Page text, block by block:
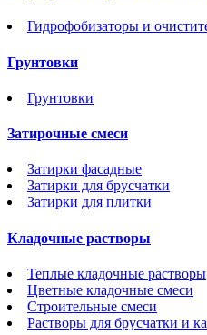
Гидрофобизаторы и
Грунтовки
Грунтовки
Затирочные смеси
Затирки фасадные
Затирки для брусчатки
Затирки для плитки
Кладочные растворы
Теплые кладочные растворы
Цветные кладочные смеси
Строительные смеси
Растворы для брусчатки и